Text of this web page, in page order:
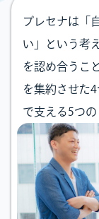
プレセナは「
い」という考
を認め合うこ
を集約させた
で支える5つの